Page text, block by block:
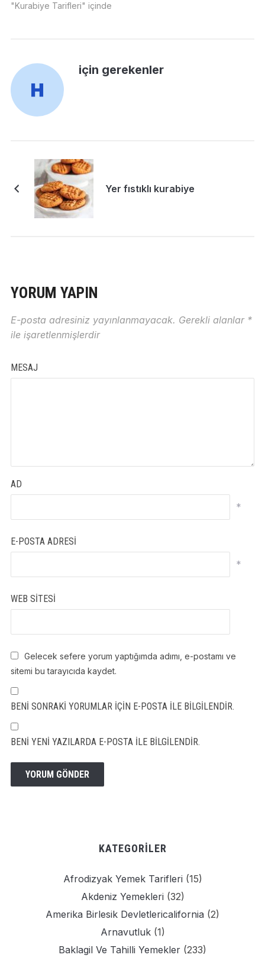
"Kurabiye Tarifleri" içinde
için gerekenler
Yer fıstıklı kurabiye
YORUM YAPIN
E-posta adresiniz yayınlanmayacak. Gerekli alanlar *
ile işaretlenmişlerdir
MESAJ
AD
*
E-POSTA ADRESI
*
WEB SITESI
Gelecek sefere yorum yaptığımda adımı, e-postamı ve
sitemi bu tarayıcıda kaydet.
BENI SONRAKI YORUMLAR IÇIN E-POSTA ILE BILGILENDIR.
BENI YENI YAZILARDA E-POSTA ILE BILGILENDIR.
KATEGORILER
Afrodizyak Yemek Tarifleri (15)
Akdeniz Yemekleri (32)
Amerika Birlesik Devletlericalifornia (2)
Arnavutluk(1)
Baklagil Ve Tahilli Yemekler (233)